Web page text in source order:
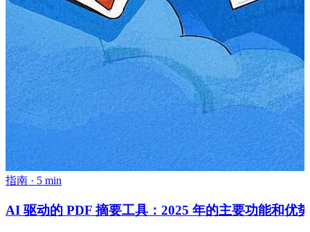
指南 · 5 min
AI 驱动的 PDF 摘要工具：2025 年的主要功能和优势